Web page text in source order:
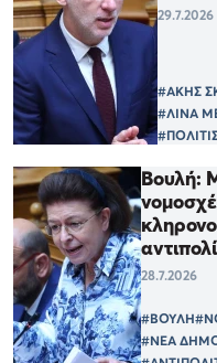
29.7.2026
#ΑΚΗΣ
#ΛΙΝΑ
Βουλή:
28.7.2026
#ΒΟΥΛΗ
#ΝΕΑ